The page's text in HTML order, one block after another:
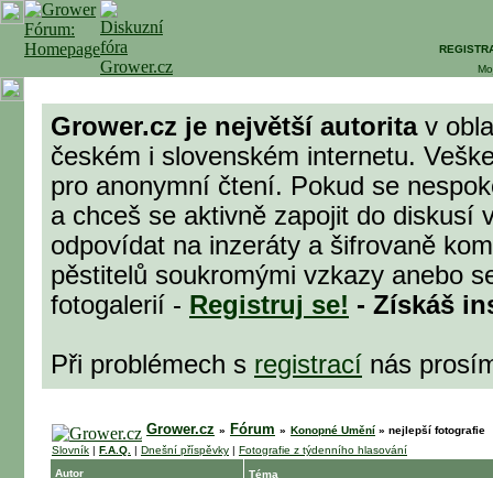
Grower.cz je největší autoritav
českém i slovenském internetu.
pro anonymní čtení. Pokud se
a chceš se aktivně zapojit do diskusí
odpovídat na inzeráty a šifrovaně
pěstitelů soukromými vzkazy anebo
fotogalerií - Registruj se! - Získáš
Při problémech s registrací nás
Grower.cz » Fórum » Konopné Umění » nejlepší fotografie
Slovník | F.A.Q. | Dnešní příspěvky | Fotografie z týdenního hlasování
Autor
Téma